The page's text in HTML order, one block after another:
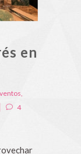
en
,
4